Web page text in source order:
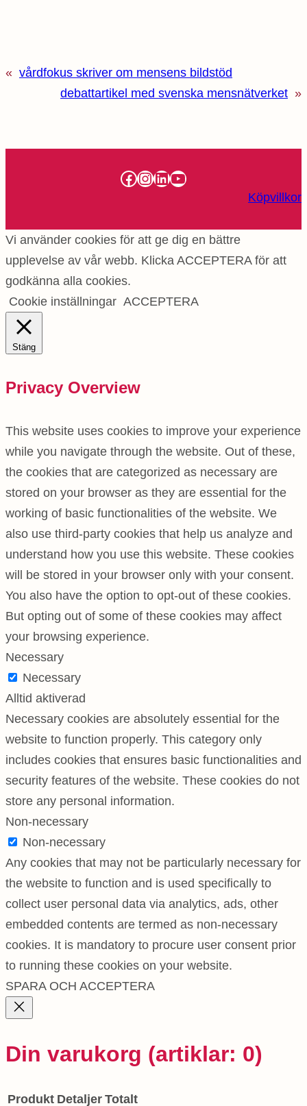
« vårdfokus skriver om mensens bildstöd
debattartikel med svenska mensnätverket »
Facebook
Instagram
LinkedIn
YouTube
Köpvillkor
Vi använder cookies för att ge dig en bättre
upplevelse av vår webb. Klicka ACCEPTERA för att
godkänna alla cookies.
Cookie inställningar ACCEPTERA
Stäng
Privacy Overview
This website uses cookies to improve your experience
while you navigate through the website. Out of these,
the cookies that are categorized as necessary are
stored on your browser as they are essential for the
working of basic functionalities of the website. We
also use third-party cookies that help us analyze and
understand how you use this website. These cookies
will be stored in your browser only with your consent.
You also have the option to opt-out of these cookies.
But opting out of some of these cookies may affect
your browsing experience.
Necessary
Necessary
Alltid aktiverad
Necessary cookies are absolutely essential for the
website to function properly. This category only
includes cookies that ensures basic functionalities and
security features of the website. These cookies do not
store any personal information.
Non-necessary
Non-necessary
Any cookies that may not be particularly necessary for
the website to function and is used specifically to
collect user personal data via analytics, ads, other
embedded contents are termed as non-necessary
cookies. It is mandatory to procure user consent prior
to running these cookies on your website.
SPARA OCH ACCEPTERA
Din varukorg (artiklar: 0)
Produkt Detaljer Totalt